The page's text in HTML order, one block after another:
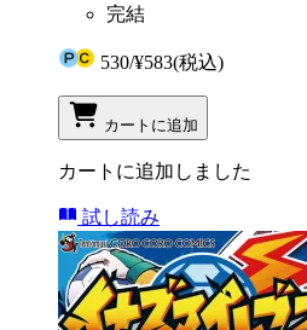
完結
530/¥583(税込)
カートに追加
カートに追加しました
試し読み